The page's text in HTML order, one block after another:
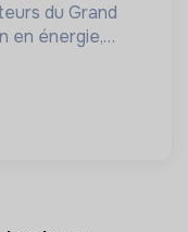
du Grand
en énergie,
une